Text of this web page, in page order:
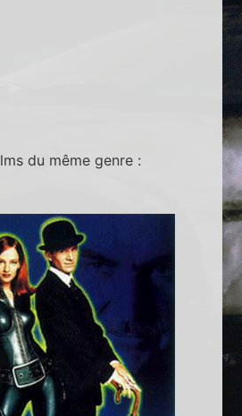
du même genre :